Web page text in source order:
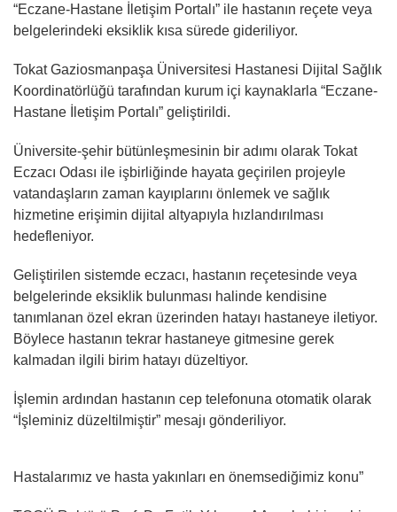
“Eczane-Hastane İletişim Portalı” ile hastanın reçete veya
belgelerindeki eksiklik kısa sürede gideriliyor.
Tokat Gaziosmanpaşa Üniversitesi Hastanesi Dijital Sağlık
Koordinatörlüğü tarafından kurum içi kaynaklarla “Eczane-
Hastane İletişim Portalı” geliştirildi.
Üniversite-şehir bütünleşmesinin bir adımı olarak Tokat
Eczacı Odası ile işbirliğinde hayata geçirilen projeyle
vatandaşların zaman kayıplarını önlemek ve sağlık
hizmetine erişimin dijital altyapıyla hızlandırılması
hedefleniyor.
Geliştirilen sistemde eczacı, hastanın reçetesinde veya
belgelerinde eksiklik bulunması halinde kendisine
tanımlanan özel ekran üzerinden hatayı hastaneye iletiyor.
Böylece hastanın tekrar hastaneye gitmesine gerek
kalmadan ilgili birim hatayı düzeltiyor.
İşlemin ardından hastanın cep telefonuna otomatik olarak
“İşleminiz düzeltilmiştir” mesajı gönderiliyor.
Hastalarımız ve hasta yakınları en önemsediğimiz konu”